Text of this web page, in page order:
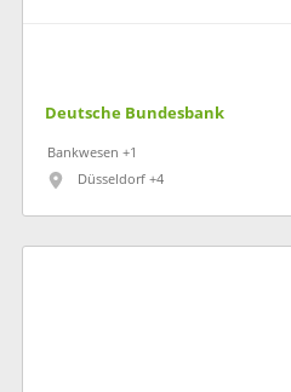
Deutsche Bundesbank
Bankwesen +1
Düsseldorf +4